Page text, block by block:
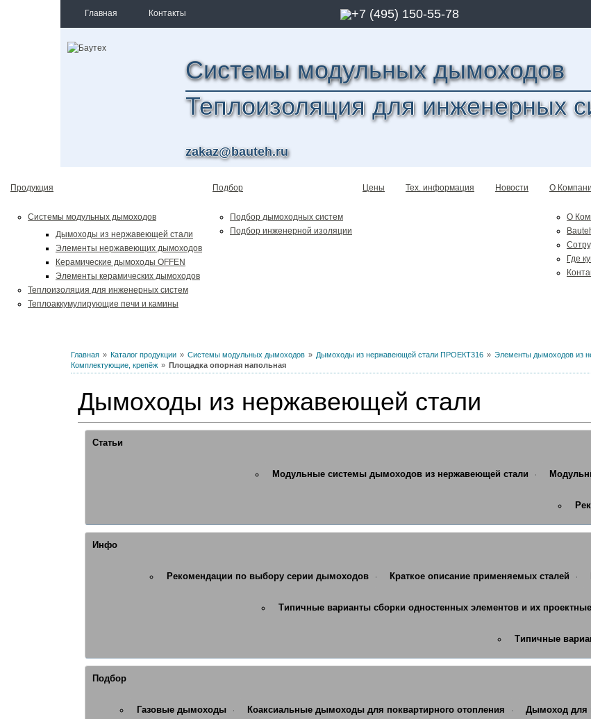
Главная Контакты +7 (495) 150-55-78
Системы модульных дымоходов
Теплоизоляция для инженерных
zakaz@bauteh.ru
Продукция
Системы модульных дымоходов
Дымоходы из нержавеющей стали
Элементы нержавеющих дымоходов
Керамические дымоходы OFFEN
Элементы керамических дымоходов
Теплоизоляция для инженерных систем
Теплоаккумулирующие печи и камины
Подбор
Подбор дымоходных систем
Подбор инженерной изоляции
Цены Тех. информация Новости О
О
Где
Главная Каталог продукции Системы модульных дымоходов Дымоходы из нержавеющей стали ПРОЕКТ316
Элементы дымоходов из
Комплектующие, крепёж
Площадка опорная напольная
Дымоходы из нержавеющей стали
Статьи
Модульные системы дымоходов из нержавеющей стали
Инфо
Краткое описание применяемых сталей
Рекомендации по выбору серии дымоходов
Типичные варианты сборки одностенных элементов и их
Типичные
Подбор
Дымоход для
Коаксиальные дымоходы для поквартирного отопления
Газовые дымоходы